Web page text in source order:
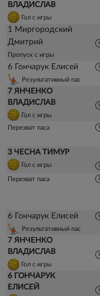
ВЛАДИСЛАВ
Гол с игры
1 Миргородский
Дмитрий
Пропуск с игры
6 Гончарук Елисей
Результативный пас
7 ЯНЧЕНКО
ВЛАДИСЛАВ
Гол с игры
Перехват паса
3 ЧЕСНА ТИМУР
Гол с игры
Перехват паса
6 Гончарук Елисей
Результативный пас
7 ЯНЧЕНКО
ВЛАДИСЛАВ
Гол с игры
6 ГОНЧАРУК
ЕЛИСЕЙ